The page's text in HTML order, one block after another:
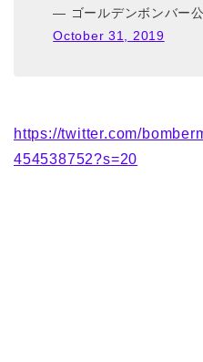
— ゴールデンボンバー
October 31, 2019
https://twitter.com/
454538752?s=20